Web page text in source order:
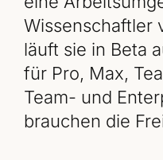
Wissenschaftler
läuft sie in Beta
für Pro, Max,
Team- und
brauchen die